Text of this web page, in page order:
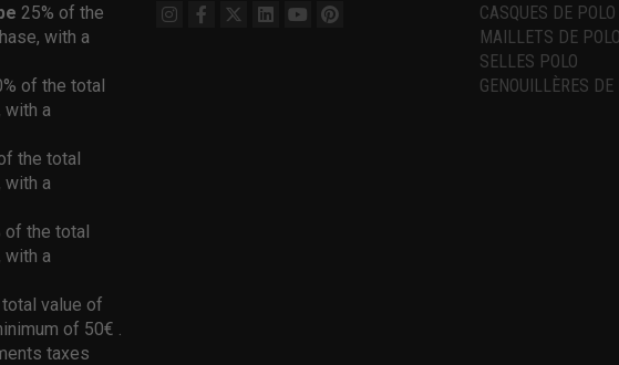
25% of the
with a
of the total
with a
the total
with a
of the total
with a
value of
of 50€ .
taxes
CASQUES DE POLO
MAILLETS DE POLO
SELLES POLO
GENOUILLÈRES DE